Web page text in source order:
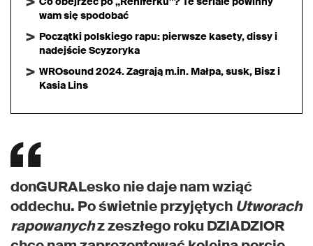
wam się spodobać
Początki polskiego rapu: pierwsze kasety, dissy i
nadejście Scyzoryka
WROsound 2024. Zagrają m.in. Małpa, susk, Bisz i
Kasia Lins
donGURALesko nie daje nam wziąć
oddechu. Po świetnie przyjętych Utworach
rapowanychz zeszłego roku DZIADZIOR